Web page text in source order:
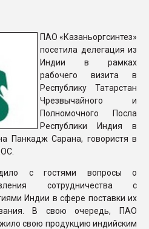
ПЕРЕЙТИ НА
ПАО «Казаньоргсинтез»
посетила делегация из
Индии в рамках
рабочего визита в
Республику Татарстан
Чрезвычайного и
Полномочного Посла
Республики Индия в
Панкадж Сарана, говористя в
с гостями вопросы о
сотрудничества с
Индии в сфере поставки их
В свою очередь, ПАО
свою продукцию индийским